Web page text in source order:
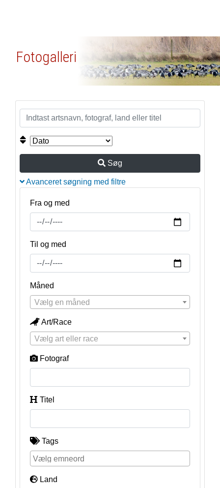
Fotogalleri
Søg
Avanceret søgning med filtre
Fra og med
Til og med
Måned
Vælg en måned
Art/Race
Vælg art eller race
Fotograf
Titel
Tags
Land